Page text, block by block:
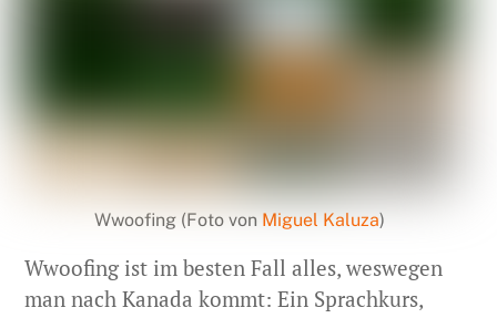
Wwoofing (Foto von Miguel Kaluza)
Wwoofing ist im besten Fall alles, weswegen
man nach Kanada kommt: Ein Sprachkurs,